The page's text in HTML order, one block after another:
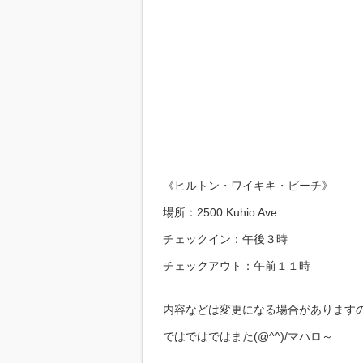
《ヒルトン・ワイキキ・ビーチ》
場所：2500 Kuhio Ave.
チェックイン：午後３時
チェックアウト：午前１１時
内容などは変更になる場合があります
ではではではまた(@^^)/マハロ～